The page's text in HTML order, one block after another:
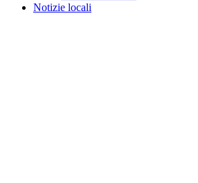
Notizie locali